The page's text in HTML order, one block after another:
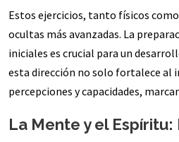
Estos ejercicios, tanto físicos
ocultas más avanzadas. La
iniciales es crucial para un
esta dirección no solo fortalece al
percepciones y capacidades,
La Mente y el